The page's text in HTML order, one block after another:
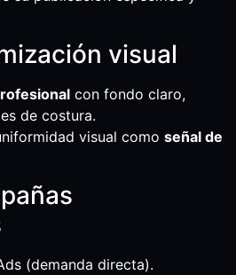
visual
con fondo claro,
de costura.
visual como señal de
(demanda directa).